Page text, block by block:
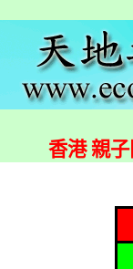
香港 親子